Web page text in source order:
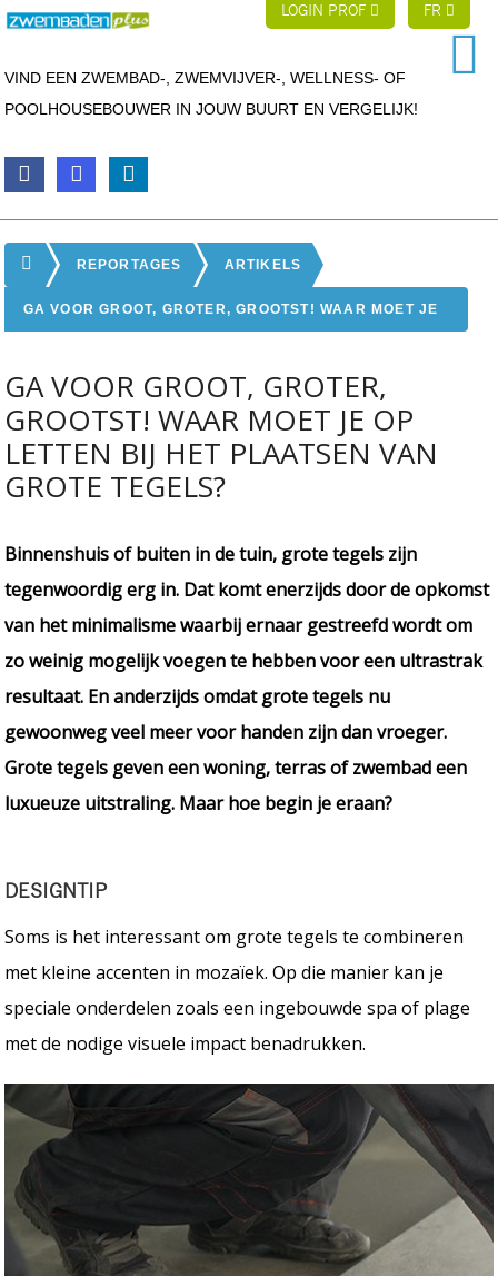
LOGIN PROF FR
VIND EEN ZWEMBAD-, ZWEMVIJVER-, WELLNESS- OF
POOLHOUSEBOUWER IN JOUW BUURT EN VERGELIJK!
REPORTAGES ARTIKELS
GA VOOR GROOT, GROTER, GROOTST! WAAR MOET JE
GA VOOR GROOT, GROTER,
GROOTST! WAAR MOET JE OP
LETTEN BIJ HET PLAATSEN VAN
GROTE TEGELS?
Binnenshuis of buiten in de tuin, grote tegels zijn
tegenwoordig erg in. Dat komt enerzijds door de opkomst
van het minimalisme waarbij ernaar gestreefd wordt om
zo weinig mogelijk voegen te hebben voor een ultrastrak
resultaat. En anderzijds omdat grote tegels nu
gewoonweg veel meer voor handen zijn dan vroeger.
Grote tegels geven een woning, terras of zwembad een
luxueuze uitstraling. Maar hoe begin je eraan?
DESIGNTIP
Soms is het interessant om grote tegels te combineren
met kleine accenten in mozaïek. Op die manier kan je
speciale onderdelen zoals een ingebouwde spa of plage
met de nodige visuele impact benadrukken.